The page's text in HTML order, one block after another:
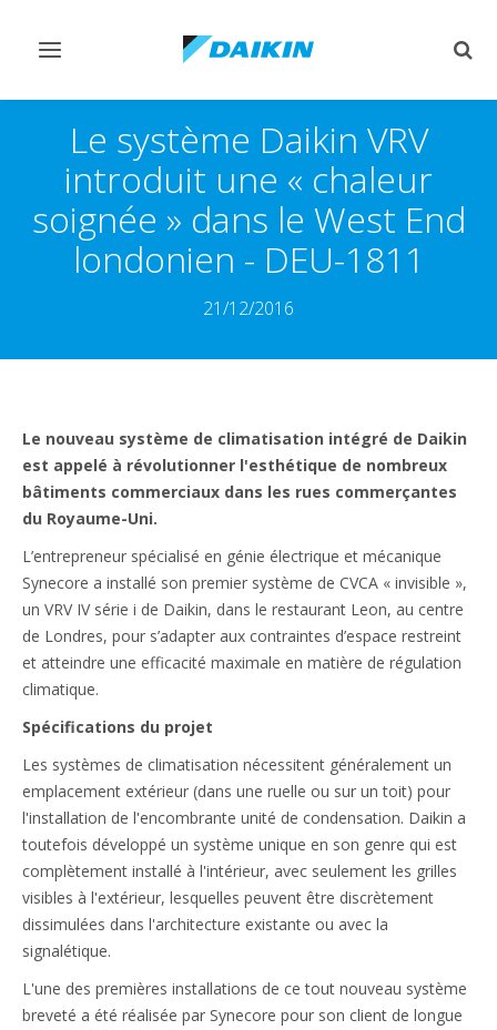
Afficher/masquer
Le système Daikin VRV
introduit une « chaleur
soignée » dans le West End
londonien - DEU-1811
21/12/2016
Le nouveau système de climatisation intégré de Daikin
est appelé à révolutionner l'esthétique de nombreux
bâtiments commerciaux dans les rues commerçantes
du Royaume-Uni.
L’entrepreneur spécialisé en génie électrique et mécanique
Synecore a installé son premier système de CVCA « invisible »,
un VRV IV série i de Daikin, dans le restaurant Leon, au centre
de Londres, pour s’adapter aux contraintes d’espace restreint
et atteindre une efficacité maximale en matière de régulation
climatique.
Spécifications du projet
Les systèmes de climatisation nécessitent généralement un
emplacement extérieur (dans une ruelle ou sur un toit) pour
l'installation de l'encombrante unité de condensation. Daikin a
toutefois développé un système unique en son genre qui est
complètement installé à l'intérieur, avec seulement les grilles
visibles à l'extérieur, lesquelles peuvent être discrètement
dissimulées dans l'architecture existante ou avec la
signalétique.
L'une des premières installations de ce tout nouveau système
breveté a été réalisée par Synecore pour son client de longue